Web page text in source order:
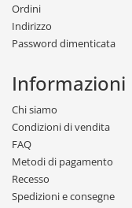
Ordini
Indirizzo
Password dimenticata
Informazioni
Chi siamo
Condizioni di vendita
FAQ
Metodi di pagamento
Recesso
Spedizioni e consegne